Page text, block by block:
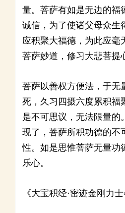
量。菩萨有如是无边的福
诚信，为了使诸父母众生
应积聚大福德，为此应毫
菩萨妙道，修习大悲菩提
菩萨以善权方便法，于无
死，久习四摄六度累积福
是不可思议，无法限量的
现了，菩萨所积功德的不
性。如是思惟菩萨无量功
乐心。
《大宝积经·密迹金刚力士